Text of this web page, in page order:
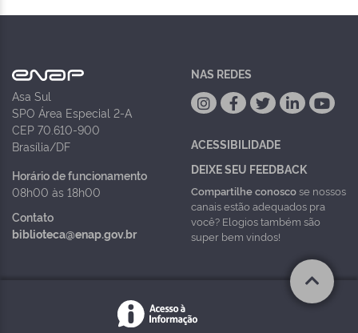
Asa Sul
SPO Área Especial 2-A
CEP 70.610-900
Brasília/DF
Horário de funcionamento
08h00 às 18h00
Contato
biblioteca@enap.gov.br
NAS REDES
ACESSIBILIDADE
DEIXE SEU FEEDBACK
Compartilhe conoscose nossos
canais estão adequados pra
você? Elogios também são
super bem vindos!